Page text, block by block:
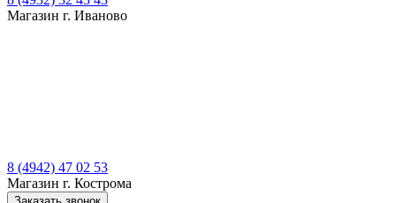
Магазин г. Иваново
8 (4942) 47 02 53
Магазин г. Кострома